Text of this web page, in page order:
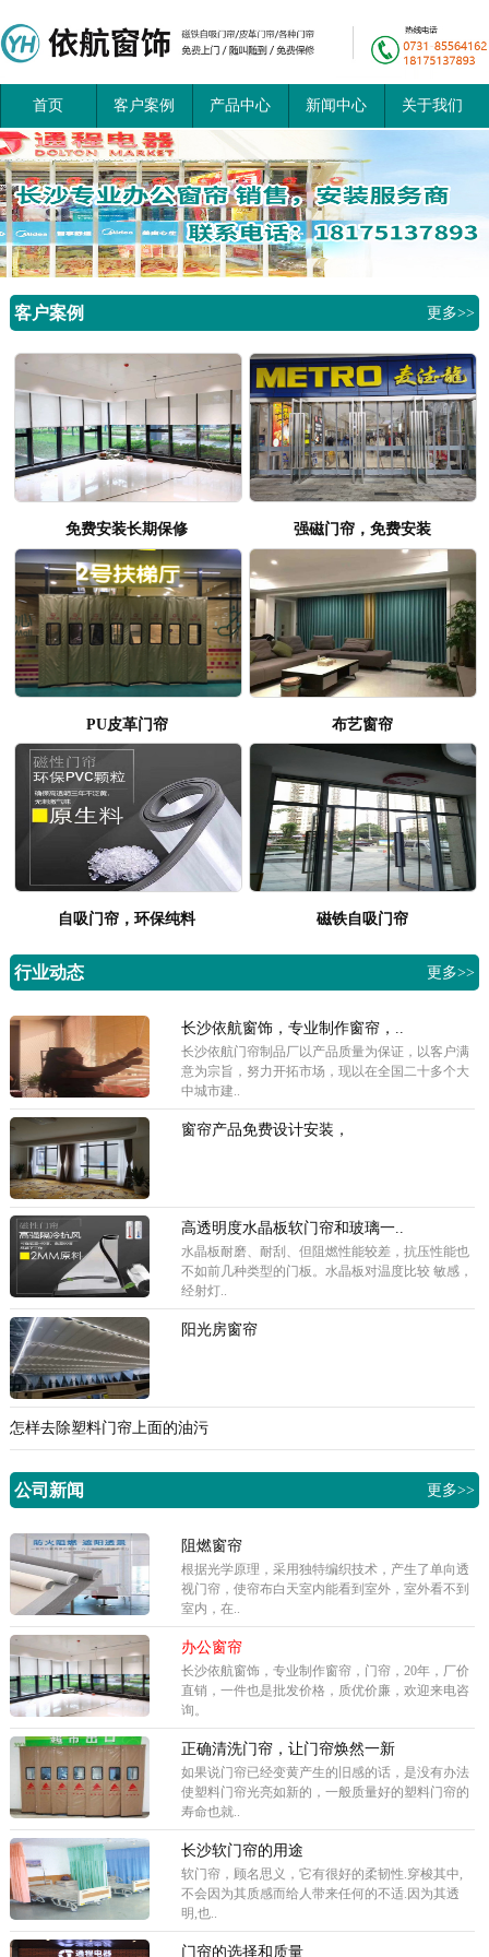
首页 客户案例 产品中心 新闻中心 关于我们
客户案例 更多>>
免费安装长期保修 强磁门帘，免费安装
PU皮革门帘 布艺窗帘
自吸门帘，环保纯料 磁铁自吸门帘
行业动态 更多>>
长沙依航窗饰，专业制作窗帘，..
长沙依航门帘制品厂以产品质量为保证，以客户满
意为宗旨，努力开拓市场，现以在全国二十多个大
中城市建..
窗帘产品免费设计安装，
高透明度水晶板软门帘和玻璃一..
水晶板耐磨、耐刮、但阻燃性能较差，抗压性能也
不如前几种类型的门板。水晶板对温度比较 敏感，
经射灯..
阳光房窗帘
怎样去除塑料门帘上面的油污
公司新闻 更多>>
阻燃窗帘
根据光学原理，采用独特编织技术，产生了单向透
视门帘，使帘布白天室内能看到室外，室外看不到
室内，在..
办公窗帘
长沙依航窗饰，专业制作窗帘，门帘，20年，厂价
直销，一件也是批发价格，质优价廉，欢迎来电咨
询。
正确清洗门帘，让门帘焕然一新
如果说门帘已经变黄产生的旧感的话，是没有办法
使塑料门帘光亮如新的，一般质量好的塑料门帘的
寿命也就..
长沙软门帘的用途
软门帘，顾名思义，它有很好的柔韧性.穿梭其中,
不会因为其质感而给人带来任何的不适.因为其透
明,也..
门帘的选择和质量